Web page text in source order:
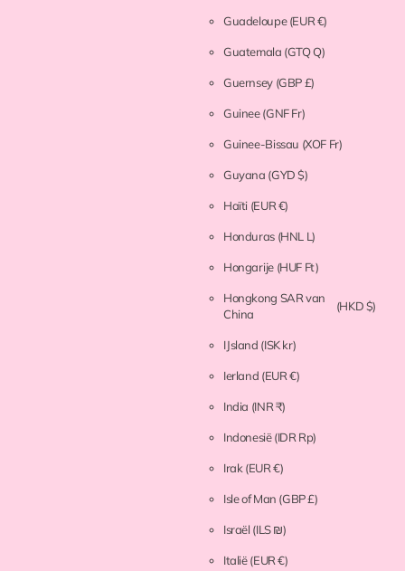
Guadeloupe(EUR €)
Guatemala (GTQ Q)
Guernsey (GBP £)
Guinee(GNF Fr)
Guinee-Bissau (XOF Fr)
Guyana (GYD $)
Haïti (EUR €)
Honduras (HNL L)
Hongarije (HUF Ft)
Hongkong SAR van
China
(HKD $)
IJsland (ISK kr)
Ierland (EUR €)
India (INR ₹)
Indonesië(IDR Rp)
Irak (EUR €)
Isle of Man (GBP £)
Israël (ILS ₪)
Italië(EUR €)